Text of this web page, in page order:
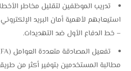
تدريب الموظفين لتقليل مخاطر
استيعابهم لأهمية أمان البريد
– خط الدفاع الأول ضد التهديدات.
مطالبة المستخدمين بتوفير أكثر من